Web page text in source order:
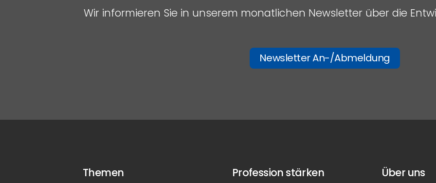
Wir informieren Sie in unserem monatlichen Newsletter über die
Newsletter An-/Abmeldung
Themen Profession stärken Über uns